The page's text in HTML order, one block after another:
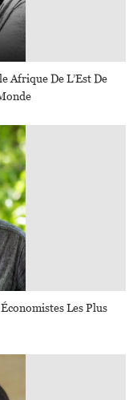
Afrique De L’Est De
Les Plus